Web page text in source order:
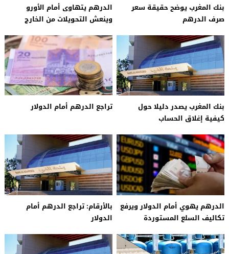
بنك المغرب يوضح حقيقة سعر
صرف الدرهم
الدرهم يتهاوى أمام الأورو
وينعش التحويلات من الخارج
بنك المغرب يصدر دليلا حول
كيفية إغلاق الحساب
تراجع الدرهم أمام الدولار
الدرهم يهوي أمام الدولار ويرفع
تكاليف السلع المستوردة
بالأرقام: تراجع الدرهم أمام
الدولار